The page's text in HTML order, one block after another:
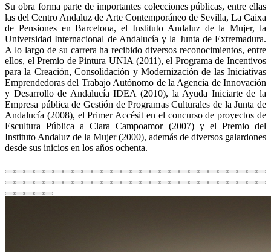
Su obra forma parte de importantes colecciones públicas, entre ellas
las del Centro Andaluz de Arte Contemporáneo de Sevilla, La Caixa
de Pensiones en Barcelona, el Instituto Andaluz de la Mujer, la
Universidad Internacional de Andalucía y la Junta de Extremadura.
A lo largo de su carrera ha recibido diversos reconocimientos, entre
ellos, el Premio de Pintura UNIA (2011), el Programa de Incentivos
para la Creación, Consolidación y Modernización de las Iniciativas
Emprendedoras del Trabajo Autónomo de la Agencia de Innovación
y Desarrollo de Andalucía IDEA (2010), la Ayuda Iniciarte de la
Empresa pública de Gestión de Programas Culturales de la Junta de
Andalucía (2008), el Primer Accésit en el concurso de proyectos de
Escultura Pública a Clara Campoamor (2007) y el Premio del
Instituto Andaluz de la Mujer (2000), además de diversos galardones
desde sus inicios en los años ochenta.